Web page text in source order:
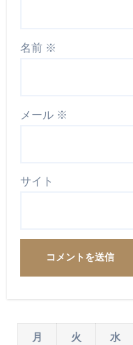
名前 ※
メール ※
サイト
月 火 水